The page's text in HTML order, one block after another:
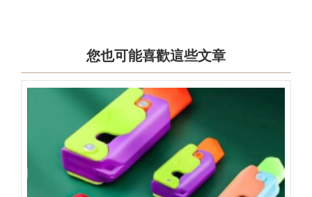
您也可能喜歡這些文章